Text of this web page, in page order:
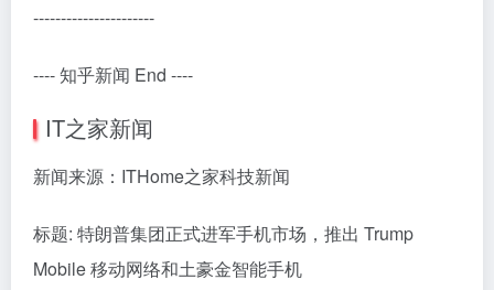
----------------------
---- 知乎新闻 End ----
IT之家新闻
新闻来源：ITHome之家科技新闻
标题: 特朗普集团正式进军手机市场，推出 Trump
Mobile 移动网络和土豪金智能手机